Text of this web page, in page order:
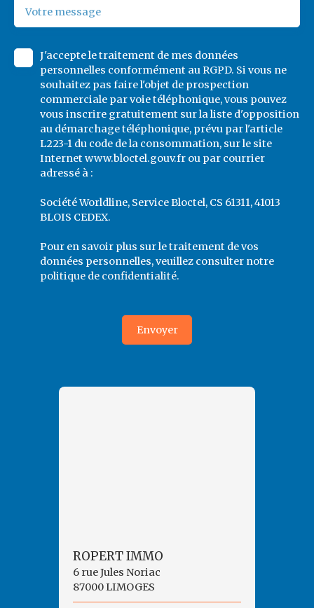
Votre message
J'accepte le traitement de mes données
personnelles conformément au RGPD. Si vous ne
souhaitez pas faire l'objet de prospection
commerciale par voie téléphonique, vous pouvez
vous inscrire gratuitement sur la liste d'opposition
au démarchage téléphonique, prévu par l'article
L223-1 du code de la consommation, sur le site
Internet www.bloctel.gouv.fr ou par courrier
adressé à :
Société Worldline, Service Bloctel, CS 61311, 41013
BLOIS CEDEX.
Pour en savoir plus sur le traitement de vos
données personnelles, veuillez consulter notre
politique de confidentialité.
Envoyer
ROPERT IMMO
6 rue Jules Noriac
87000 LIMOGES